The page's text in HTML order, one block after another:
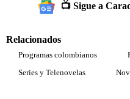
📺 Sigue a
Relacionados
Programas colombianos
Series y Telenovelas